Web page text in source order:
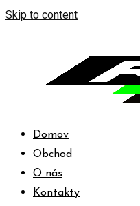
Skip to content
Domov
Obchod
O nás
Kontakty